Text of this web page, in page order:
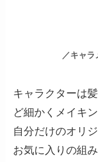
／キャ
キャラクターは
ど細かくメイキ
自分だけのオリ
お気に入りの組